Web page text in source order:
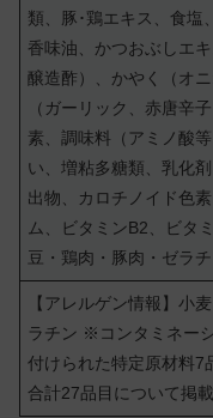
類、豚･鶏エキス、食塩
香味油、かつおぶしエ
醸造酢）、かやく（オ
（ガーリック、赤唐辛
素、調味料（アミノ酸
い、増粘多糖類、乳化
出物、カロチノイド色
ム、ビタミンB2、ビタ
豆・鶏肉・豚肉・ゼラチ
【アレルゲン情報】小
ラチン ※コンタミネー
付けられた特定原材料7
合計27品目について掲載